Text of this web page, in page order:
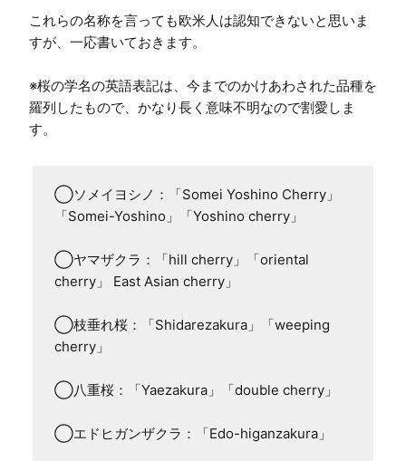
これらの名称を言っても欧米人は認知できないと思いま
すが、一応書いておきます。
※桜の学名の英語表記は、今までのかけあわされた品種を
羅列したもので、かなり長く意味不明なので割愛しま
す。
◯ソメイヨシノ：「Somei Yoshino Cherry」
「Somei-Yoshino」「Yoshino cherry」
◯ヤマザクラ：「hill cherry」「oriental
cherry」 East Asian cherry」
◯枝垂れ桜：「Shidarezakura」「weeping
cherry」
◯八重桜：「Yaezakura」「double cherry」
◯エドヒガンザクラ：「Edo-higanzakura」